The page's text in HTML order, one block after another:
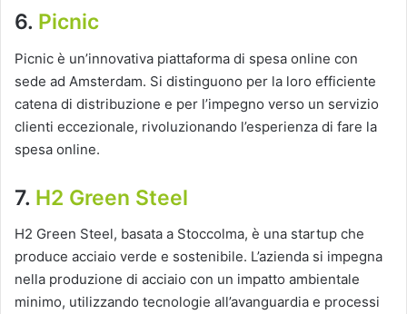
6. Picnic
Picnic è un’innovativa piattaforma di spesa online con
sede ad Amsterdam. Si distinguono per la loro efficiente
catena di distribuzione e per l’impegno verso un servizio
clienti eccezionale, rivoluzionando l’esperienza di fare la
spesa online.
7. H2 Green Steel
H2 Green Steel, basata a Stoccolma, è una startup che
produce acciaio verde e sostenibile. L’azienda si impegna
nella produzione di acciaio con un impatto ambientale
minimo, utilizzando tecnologie all’avanguardia e processi